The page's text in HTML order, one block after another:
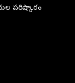
పరిష్కారం